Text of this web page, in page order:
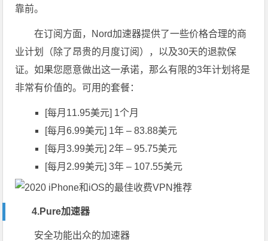
靠前。
在订阅方面，Nord加速器提供了一些价格合理的商
业计划（除了昂贵的月度订阅），以及30天的退款保
证。如果您愿意做出这一承诺，那么有限的3年计划将是
非常有价值的。可用的套餐：
[每月11.95美元] 1个月
[每月6.99美元] 1年 – 83.88美元
[每月3.99美元] 2年 – 95.75美元
[每月2.99美元] 3年 – 107.55美元
4.Pure加速器
安全功能出众的加速器